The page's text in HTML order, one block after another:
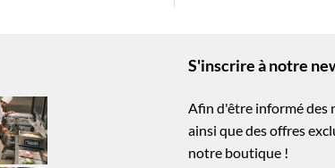
S'inscrire à notre
Afin d'être informé des
ainsi que des offres
notre boutique !